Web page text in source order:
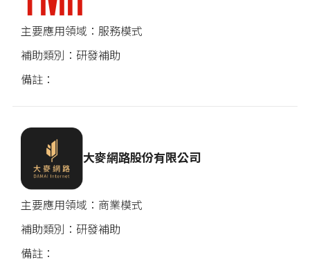
服務模式
研發補助
大麥網路股份有限公司
商業模式
研發補助